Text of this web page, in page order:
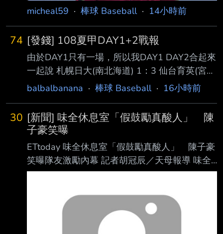
micheal59 · 棒球 Baseball· 14小時前
74 [發錢] 108夏甲DAY1+2戰報
由於DAY1只有一場，所以我DAY1 DAY2合起來
一起說 札幌日大(南北海道) 1：3 仙台育英(宮
城) 仙台育英整場大概只出七成力就拿下札幌日
生了九次BB，整體跟地方大會的狀態略有差
別，但能很明顯感覺到對面對手確實實力有所
差距，就在這樣的狀況下，札幌日大也是很難做
出適當攻勢，尤其是第八第九局各兩次的 BB，
札幌日大還是沒法得到任何分數，只能說輸的不
村超級有餘裕的不上王牌，先用他們的二號先發
balbalbanana · 棒球 Baseball· 16小時前
30 [新聞] 味全休息室「假鼓勵真酸人」 陳
子豪笑曝
ETtoday 味全休息室「假鼓勵真酸人」 陳子豪
笑曝隊友激勵內幕 記者胡冠辰／天母報導 味全
重砲陳子豪近期逐漸找回長打火力，5日面對統
最末端炸裂；他在6日賽前受訪時表示，最近最
大的差別除了運氣比較好，更重 要的是重新掌
握與投手對決的節奏，讓原本經常落在界外的紮